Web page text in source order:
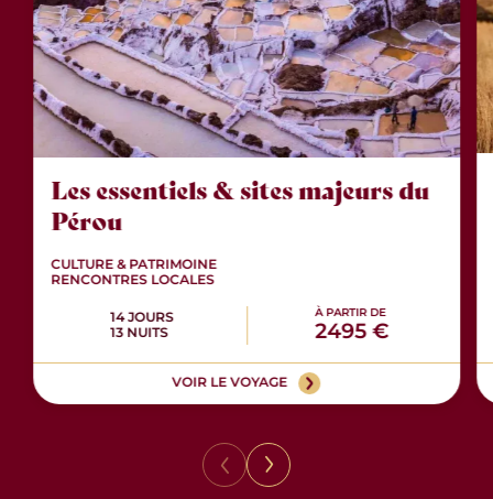
Les essentiels & sites majeurs du
Pérou
CULTURE & PATRIMOINE
RENCONTRES LOCALES
14 JOURS
13 NUITS
À PARTIR DE
2495 €
VOIR LE VOYAGE